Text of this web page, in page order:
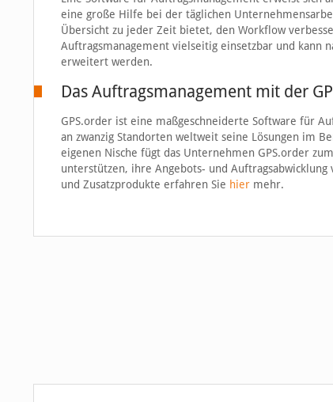
eine große Hilfe bei der täglichen
Übersicht zu jeder Zeit bietet, den Workflow
Auftragsmanagement vielseitig einsetzbar und kann
erweitert werden.
Das Auftragsmanagement mit der
GPS.order ist eine maßgeschneiderte Software für
an zwanzig Standorten weltweit seine Lösungen im
eigenen Nische fügt das Unternehmen GPS.order
unterstützen, ihre Angebots- und
und Zusatzprodukte erfahren Sie hiermehr.